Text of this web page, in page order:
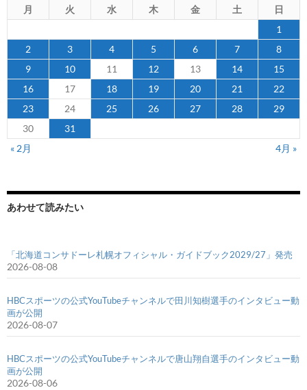
月 火 水 木 金 土
日
1
2
3 4 5 6 7
8
9
10 11 12 13 14
15
16
17 18 19 20 21
22
23
24 25 26 27 28
29
30
31
« 2月
4月 »
あわせて読みたい
「北海道コンサドーレ札幌オフィシャル・ガイドブック2029/27」発売
2026-08-08
HBCスポーツの公式YouTubeチャンネルで田川知樹選手のインタビュー動
画が公開
2026-08-07
HBCスポーツの公式YouTubeチャンネルで唐山翔自選手のインタビュー動
画が公開
2026-08-06